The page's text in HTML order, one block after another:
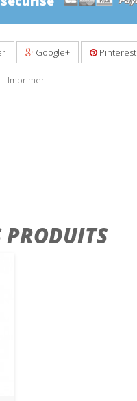
Google+ Pinterest
Imprimer
PRODUITS